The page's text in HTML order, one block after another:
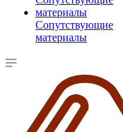
Сопутствующие
материалы